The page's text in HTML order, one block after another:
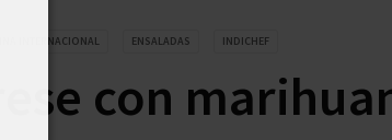
INTERNACIONAL ENSALADAS INDICHEF
con